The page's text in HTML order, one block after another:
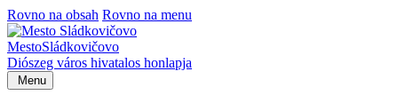
Rovno na obsah Rovno na menu
MestoSládkovičovo
Diószeg város hivatalos honlapja
Menu